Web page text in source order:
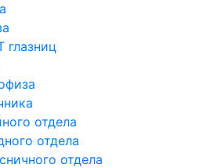
глазниц
отдела
отдела
отдела